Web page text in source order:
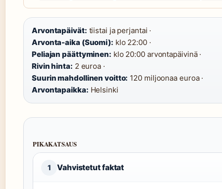
Arvontapäivät: tiistai ja perjantai ·
Arvonta-aika (Suomi): klo 22:00 ·
Peliajan päättyminen: klo 20:00 arvontapäivinä ·
Rivin hinta: 2 euroa ·
Suurin mahdollinen voitto: 120 miljoonaa euroa ·
Arvontapaikka: Helsinki
PIKAKATSAUS
1 Vahvistetut faktat